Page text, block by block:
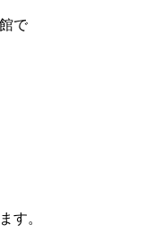
で
す。